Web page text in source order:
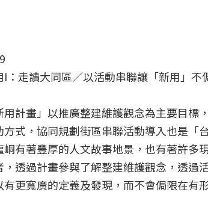
：走讀大同區／以活動串聯讓「新用」不
用計畫」以推廣整建維護觀念為主要目
方式，協同規劃街區串聯活動導入也是「
峒有著豐厚的人文故事地景，也有著許多
，透過計畫參與了解整建維護觀念，透過
更寬廣的定義及發現，而不會侷限在有